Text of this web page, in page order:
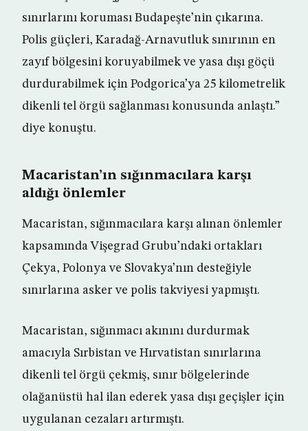
sınırlarını koruması Budapeşte’nin çıkarına.
Polis güçleri, Karadağ-Arnavutluk sınırının en
zayıf bölgesini koruyabilmek ve yasa dışı göçü
durdurabilmek için Podgorica’ya 25 kilometrelik
dikenli tel örgü sağlanması konusunda anlaştı.”
diye konuştu.
Macaristan’ın sığınmacılara karşı
aldığı önlemler
Macaristan, sığınmacılara karşı alınan önlemler
kapsamında Vişegrad Grubu’ndaki ortakları
Çekya, Polonya ve Slovakya’nın desteğiyle
sınırlarına asker ve polis takviyesi yapmıştı.
Macaristan, sığınmacı akınını durdurmak
amacıyla Sırbistan ve Hırvatistan sınırlarına
dikenli tel örgü çekmiş, sınır bölgelerinde
olağanüstü hal ilan ederek yasa dışı geçişler için
uygulanan cezaları artırmıştı.